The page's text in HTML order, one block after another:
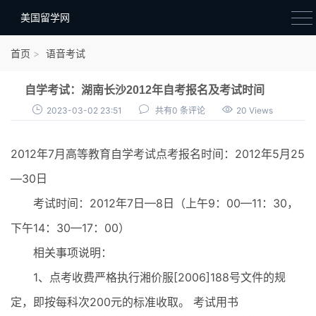
美国留学网
院校选择
材料准备
留学生活
首页 语音考试
自学考试：湖南长沙2012年自考报名及考试时间
2023-03-02 23:51 共有0 条评论 20 Views
2012年7月高等教育自学考试点考报名时间：2012年5月25
—30日
考试时间：2012年7日—8日（上午9：00—11：30，
下午14：30—17：00）
相关事项说明：
1、点考收费严格执行湘价服[2006]188号文件的规
定，即按每科次200元的标准收取。 考试用书